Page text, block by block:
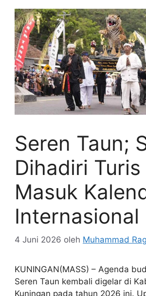
Seren Taun;
Dihadiri Turis
Masuk
Internasional
4 Juni 2026 oleh Muhammad
KUNINGAN(MASS) – Agenda
Seren Taun kembali digelar di
Kuningan pada tahun 2026 ini.